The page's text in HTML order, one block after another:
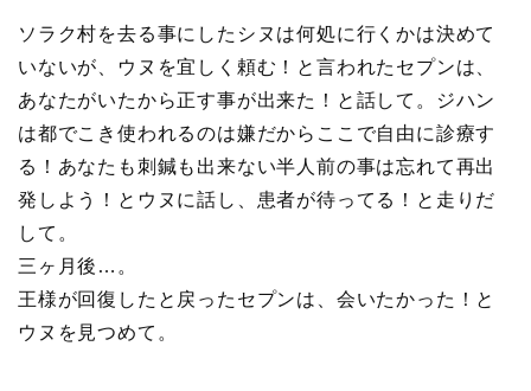
ソラク村を去る事にしたシヌは何処に行くかは決めて
いないが、ウヌを宜しく頼む！と言われたセプンは、
あなたがいたから正す事が出来た！と話して。ジハン
は都でこき使われるのは嫌だからここで自由に診療す
る！あなたも刺鍼も出来ない半人前の事は忘れて再出
発しよう！とウヌに話し、患者が待ってる！と走りだ
して。
三ヶ月後…。
王様が回復したと戻ったセプンは、会いたかった！と
ウヌを見つめて。